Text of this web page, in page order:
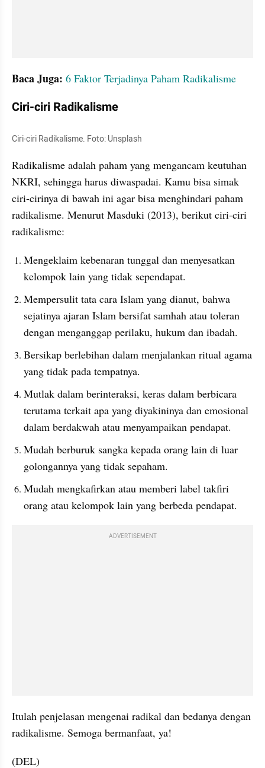
Baca Juga: 6 Faktor Terjadinya Paham Radikalisme
Ciri-ciri Radikalisme
Ciri-ciri Radikalisme. Foto: Unsplash
Radikalisme adalah paham yang mengancam keutuhan
NKRI, sehingga harus diwaspadai. Kamu bisa simak
ciri-cirinya di bawah ini agar bisa menghindari paham
radikalisme. Menurut Masduki (2013), berikut ciri-ciri
radikalisme:
Mengeklaim kebenaran tunggal dan menyesatkan
kelompok lain yang tidak sependapat.
Mempersulit tata cara Islam yang dianut, bahwa
sejatinya ajaran Islam bersifat samhah atau toleran
dengan menganggap perilaku, hukum dan ibadah.
Bersikap berlebihan dalam menjalankan ritual agama
yang tidak pada tempatnya.
Mutlak dalam berinteraksi, keras dalam berbicara
terutama terkait apa yang diyakininya dan emosional
dalam berdakwah atau menyampaikan pendapat.
Mudah berburuk sangka kepada orang lain di luar
golongannya yang tidak sepaham.
Mudah mengkafirkan atau memberi label takfiri
orang atau kelompok lain yang berbeda pendapat.
ADVERTISEMENT
Itulah penjelasan mengenai radikal dan bedanya dengan
radikalisme. Semoga bermanfaat, ya!
(DEL)